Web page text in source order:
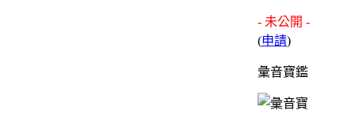
- 未公開 -
(申請)
彙音寶鑑